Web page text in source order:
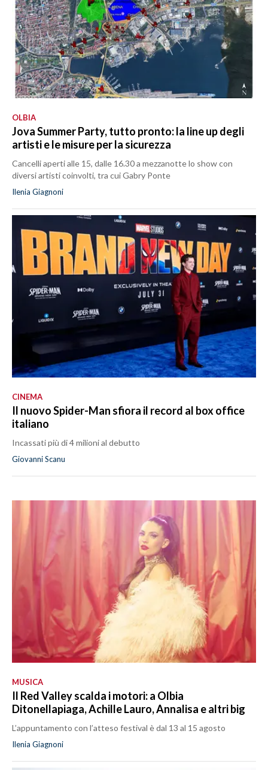
OLBIA
Jova Summer Party, tutto pronto: la line up degli
artisti e le misure per la sicurezza
Cancelli aperti alle 15, dalle 16.30 a mezzanotte lo show con
diversi artisti coinvolti, tra cui Gabry Ponte
Ilenia Giagnoni
CINEMA
Il nuovo Spider-Man sfiora il record al box office
italiano
Incassati più di 4 milioni al debutto
Giovanni Scanu
MUSICA
Il Red Valley scalda i motori: a Olbia
Ditonellapiaga, Achille Lauro, Annalisa e altri big
L’appuntamento con l’atteso festival è dal 13 al 15 agosto
Ilenia Giagnoni